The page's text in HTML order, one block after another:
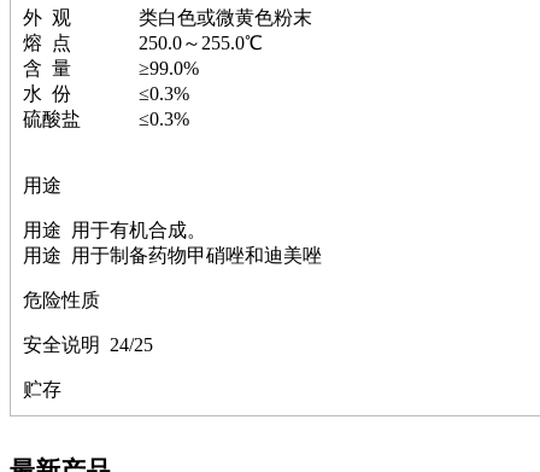
钠
钼
萘
铌
脲
铍
其它
铅
嗪
醛
炔
筛
砷
试纸
外 观 类白色或微黄色粉末
熔 点 250.0～255.0℃
含 量 ≥99.0%
水 份 ≤0.3%
硫酸盐 ≤0.3%
用途
用途 用于有机合成。
用途 用于制备药物甲硝唑和迪美唑
危险性质
安全说明 24/25
贮存